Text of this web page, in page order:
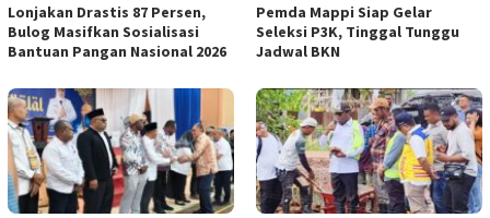
Lonjakan Drastis 87 Persen,
Bulog Masifkan Sosialisasi
Bantuan Pangan Nasional 2026
Pemda Mappi Siap Gelar
Seleksi P3K, Tinggal Tunggu
Jadwal BKN